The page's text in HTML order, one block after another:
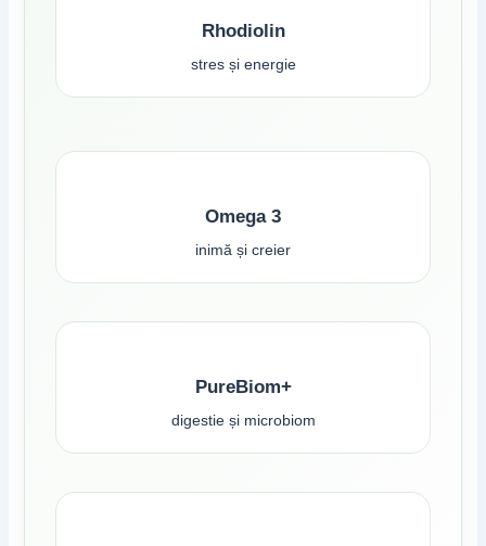
Rhodiolin
stres și energie
Omega 3
inimă și creier
PureBiom+
digestie și microbiom